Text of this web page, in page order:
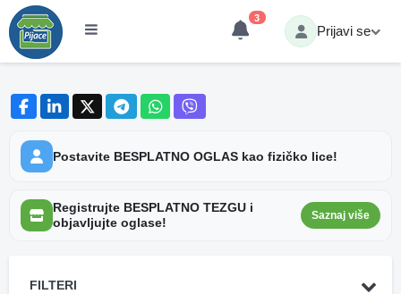
3
Prijavi se
Postavite BESPLATNO OGLAS kao fizičko lice!
Registrujte BESPLATNO TEZGU i
objavljujte oglase!
Saznaj više
FILTERI